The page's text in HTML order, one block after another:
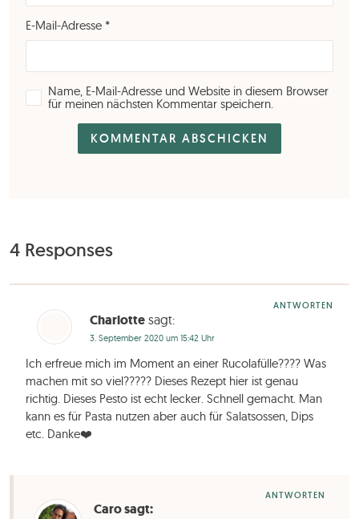
4 Responses
Charlotte sagt:
3. September 2020 um 15:42 Uhr
Ich erfreue mich im Moment an einer Rucolafülle???? Was
machen mit so viel????? Dieses Rezept hier ist genau
richtig. Dieses Pesto ist echt lecker. Schnell gemacht. Man
kann es für Pasta nutzen aber auch für Salatsossen, Dips
etc. Danke❤️
ANTWORTEN
Carosagt:
ANTWORTEN
E-Mail-Adresse *
Name, E-Mail-Adresse und Website in diesem Browser
für meinen nächsten Kommentar speichern.